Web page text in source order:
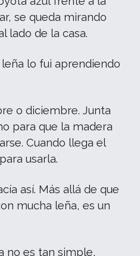
se queda mirando
lado de la casa.
lo fui aprendiendo
o diciembre. Junta
para que la madera
Cuando llega el
usarla.
así. Más allá de que
mucha leña, es un
no es tan simple,